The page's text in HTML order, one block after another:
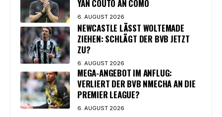
YAN COUTO AN COMO
6. AUGUST 2026
NEWCASTLE LÄSST WOLTEMADE
ZIEHEN: SCHLÄGT DER BVB JETZT
ZU?
6. AUGUST 2026
MEGA-ANGEBOT IM ANFLUG:
VERLIERT DER BVB NMECHA AN DIE
PREMIER LEAGUE?
6. AUGUST 2026